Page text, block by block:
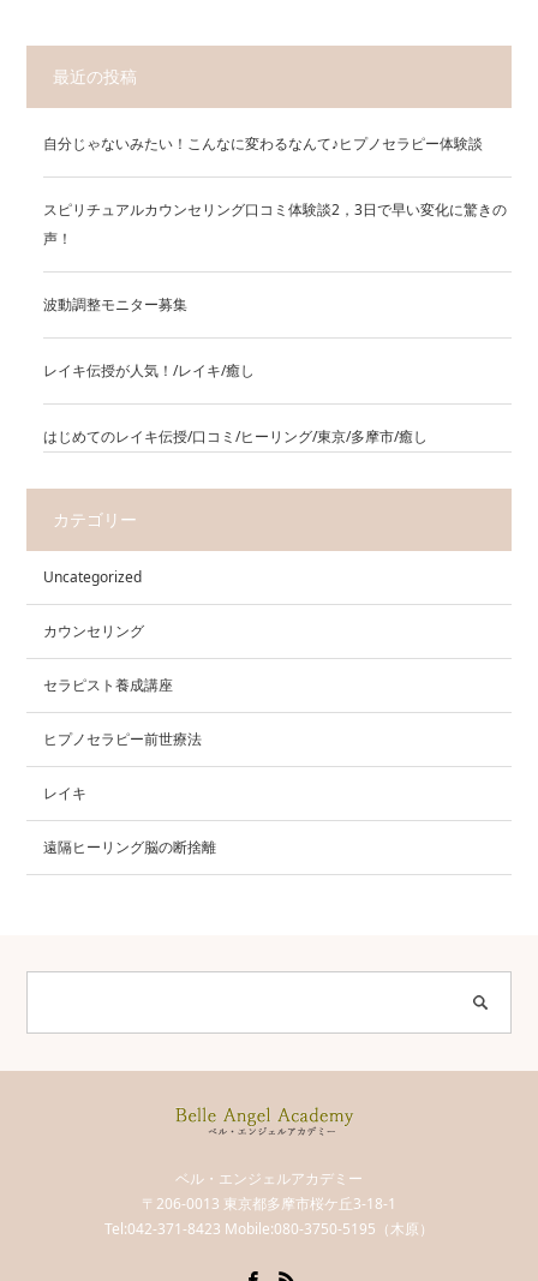
最近の投稿
自分じゃないみたい！こんなに変わるなんて♪ヒプノセラピー体験談
スピリチュアルカウンセリング口コミ体験談2，3日で早い変化に驚きの
声！
波動調整モニター募集
レイキ伝授が人気！/レイキ/癒し
はじめてのレイキ伝授/口コミ/ヒーリング/東京/多摩市/癒し
カテゴリー
Uncategorized
カウンセリング
セラピスト養成講座
ヒプノセラピー前世療法
レイキ
遠隔ヒーリング脳の断捨離
ベル・エンジェルアカデミー
〒206-0013 東京都多摩市桜ケ丘3-18-1
Tel:042-371-8423 Mobile:080-3750-5195（木原）